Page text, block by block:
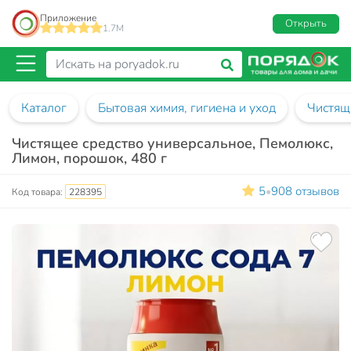
Приложение
1.7M
Открыть
Каталог Бытовая химия, гигиена и уход
Чистящее средство универсальное, Пемолюкс,
Лимон, порошок, 480 г
Код товара: 228395 5•908 отзывов